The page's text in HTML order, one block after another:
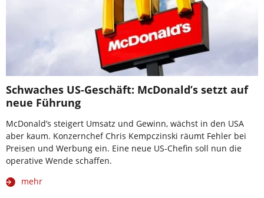
Schwaches US-Geschäft: McDonald’s setzt auf
neue Führung
McDonald’s steigert Umsatz und Gewinn, wächst in den USA
aber kaum. Konzernchef Chris Kempczinski räumt Fehler bei
Preisen und Werbung ein. Eine neue US-Chefin soll nun die
operative Wende schaffen.
mehr